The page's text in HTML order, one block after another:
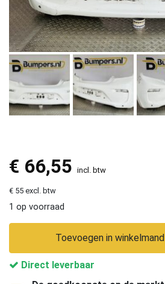
€ 66,55 incl. btw
€ 55 excl. btw
1 op voorraad
Toevoegen in winkelmand
Direct leverbaar